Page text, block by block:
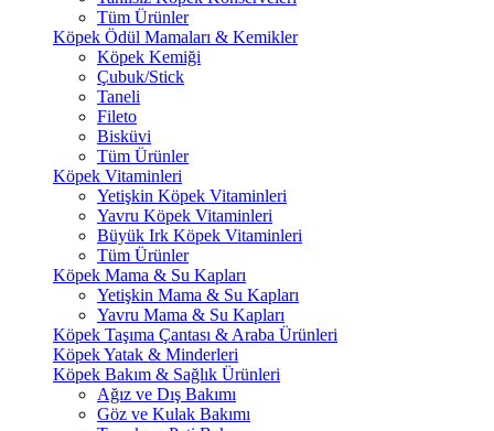
Tüm Ürünler
Köpek Ödül Mamaları & Kemikler
Köpek Kemiği
Çubuk/Stick
Taneli
Fileto
Bisküvi
Tüm Ürünler
Köpek Vitaminleri
Yetişkin Köpek Vitaminleri
Yavru Köpek Vitaminleri
Büyük Irk Köpek Vitaminleri
Tüm Ürünler
Köpek Mama & Su Kapları
Yetişkin Mama & Su Kapları
Yavru Mama & Su Kapları
Köpek Taşıma Çantası & Araba Ürünleri
Köpek Yatak & Minderleri
Köpek Bakım & Sağlık Ürünleri
Ağız ve Dış Bakımı
Göz ve Kulak Bakımı